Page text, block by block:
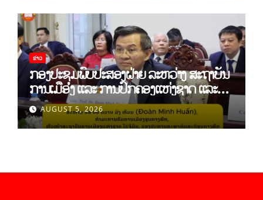
ຂ່າວ
ກອງປະຊຸມພົບປະສອງຝ່າຍ ລະຫວ່າງ ສະຖາບັນ
ການເມືອງ ແລະ ການປົກຄອງແຫ່ງຊາດ ແລະ
ສະຖາບັນການເມືອງແຫ່ງຊາດ ໂຮ່ຈີມິນ ສສ
ຫວຽດນາມ
AUGUST 5, 2026